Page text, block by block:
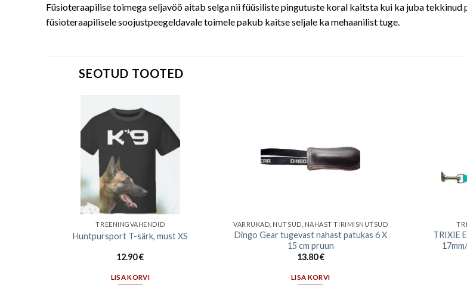
Füsioteraapilise toimega seljavöö aitab selga nii füüsiliste pingutuste koral kaitsta kui ka juba tekkinud
füsioteraapilisele soojustpeegeldavale toimele pakub kaitse seljale ka mehaanilist tuge.
SEOTUD TOOTED
TREENINGVAHENDID
Huntpursport T-särk, must XS
12.90€
LISA KORVI
VARRUKAD, NUTSUD, NAHAST TIRIMISNUTSUD
Dingo Gear tugevast nahast patukas 6 X
15 cm pruun
13.80€
LISA KORVI
TRIXIE